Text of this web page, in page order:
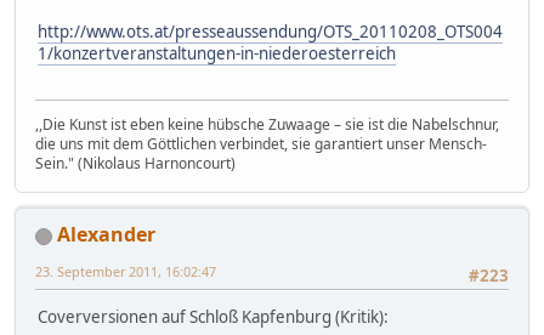
http://www.ots.at/presseaussendung/OTS_20110208_OTS004
1/konzertveranstaltungen-in-niederoesterreich
,,Die Kunst ist eben keine hübsche Zuwaage – sie ist die Nabelschnur,
die uns mit dem Göttlichen verbindet, sie garantiert unser Mensch-
Sein." (Nikolaus Harnoncourt)
Alexander
#223
23. September 2011, 16:02:47
Coverversionen auf Schloß Kapfenburg (Kritik):